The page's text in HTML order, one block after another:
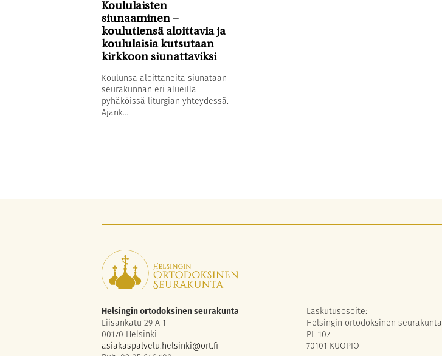
Koululaisten
siunaaminen –
koulutiensä aloittavia ja
koululaisia kutsutaan
kirkkoon siunattaviksi
Koulunsa aloittaneita siunataan
seurakunnan eri alueilla
pyhäköissä liturgian yhteydessä.
Ajank...
Helsingin ortodoksinen seurakunta
Liisankatu 29 A 1
00170 Helsinki
asiakaspalvelu.helsinki@ort.fi
Laskutusosoite:
Helsingin ortodoksinen seurakunta
PL 107
70101 KUOPIO